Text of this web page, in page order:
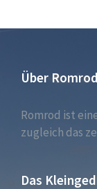
Über Romrod
Romrod ist
zugleich das
Das